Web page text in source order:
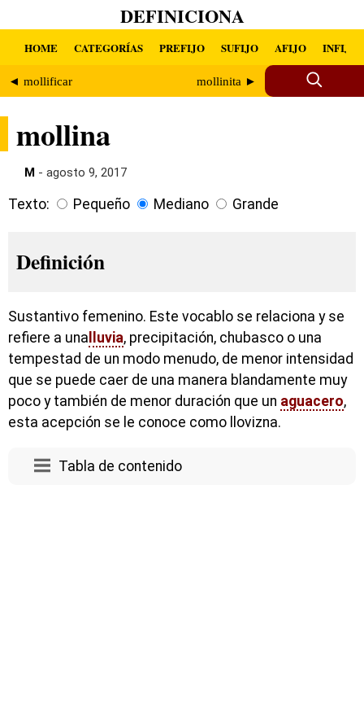
DEFINICIONA
HOME CATEGORÍAS PREFIJO SUFIJO AFIJO INFIJO
◄ mollificar mollinita ►
mollina
M - agosto 9, 2017
Texto: Pequeño Mediano Grande
Definición
Sustantivo femenino. Este vocablo se relaciona y se
refiere a una lluvia, precipitación, chubasco o una
tempestad de un modo menudo, de menor intensidad
que se puede caer de una manera blandamente muy
poco y también de menor duración que un aguacero,
esta acepción se le conoce como llovizna.
Tabla de contenido